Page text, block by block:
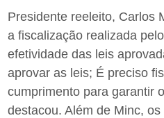
Presidente reeleito, Carlos
a fiscalização realizada
efetividade das leis
aprovar as leis; É preciso
cumprimento para garantir
destacou. Além de Minc,